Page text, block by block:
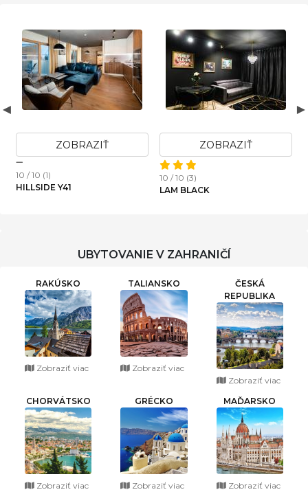
ZOBRAZIŤ
10 / 10 (1)
HILLSIDE Y41
ZOBRAZIŤ
10 / 10 (3)
LAM BLACK
UBYTOVANIE V ZAHRANIČÍ
RAKÚSKO
Zobraziť viac
TALIANSKO
Zobraziť viac
ČESKÁ
REPUBLIKA
Zobraziť viac
CHORVÁTSKO
Zobraziť viac
GRÉCKO
Zobraziť viac
MAĎARSKO
Zobraziť viac